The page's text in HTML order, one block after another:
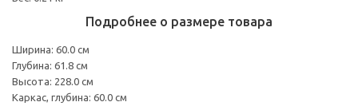
Подробнее о размере товара
Ширина: 60.0 см
Глубина: 61.8 см
Высота: 228.0 см
Каркас, глубина: 60.0 см